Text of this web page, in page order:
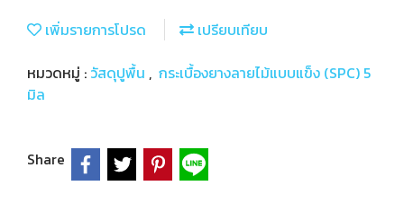
เพิ่มรายการโปรด
เปรียบเทียบ
หมวดหมู่ : วัสดุปูพื้น , กระเบื้องยางลายไม้แบบแข็ง (SPC) 5
มิล
Share